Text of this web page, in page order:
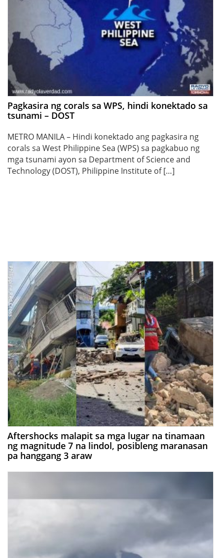
Pagkasira ng corals sa WPS, hindi konektado sa
tsunami – DOST
METRO MANILA – Hindi konektado ang pagkasira ng
corals sa West Philippine Sea (WPS) sa pagkabuo ng
mga tsunami ayon sa Department of Science and
Technology (DOST), Philippine Institute of […]
Aftershocks malapit sa mga lugar na tinamaan
ng magnitude 7 na lindol, posibleng maranasan
pa hanggang 3 araw